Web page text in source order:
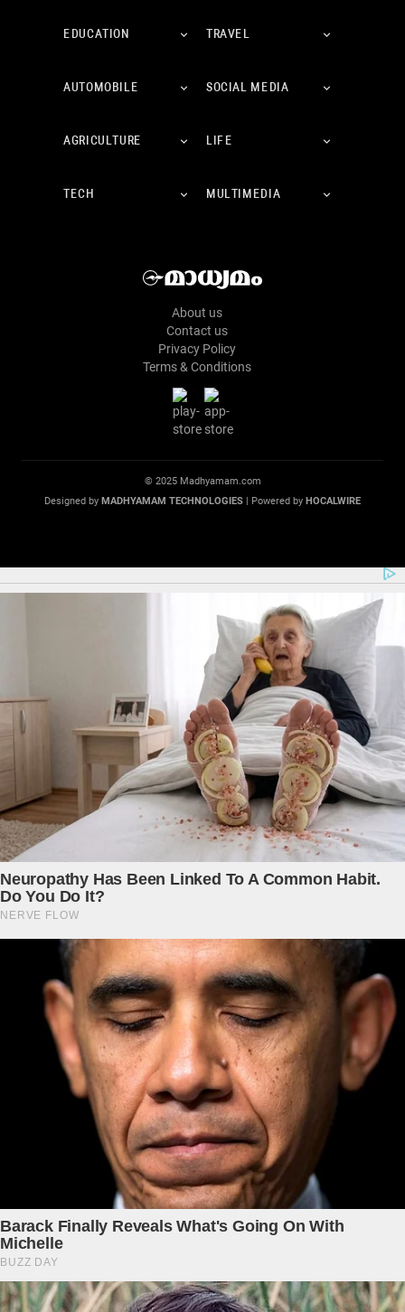
EDUCATION TRAVEL
AUTOMOBILE SOCIAL MEDIA
AGRICULTURE LIFE
TECH MULTIMEDIA
About us
Contact us
Privacy Policy
Terms & Conditions
© 2025 Madhyamam.com
Designed by MADHYAMAM TECHNOLOGIES | Powered by HOCALWIRE